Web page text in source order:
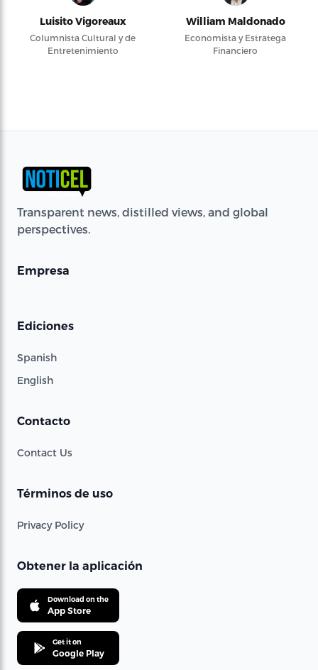
Luisito Vigoreaux
Columnista Cultural y de
Entretenimiento
William Maldonado
Economista y Estratega
Financiero
Transparent news, distilled views, and global
perspectives.
Empresa
Ediciones
Spanish
English
Contacto
Contact Us
Términos de uso
Privacy Policy
Obtener la aplicación
Download on the
App Store
Get it on
Google Play